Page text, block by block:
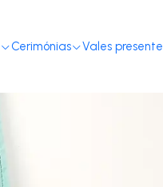
Cerimónias Vales presente